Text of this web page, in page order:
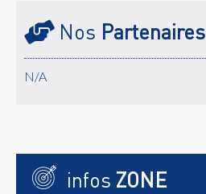
Nos Partenaires
N/A
infos ZONE